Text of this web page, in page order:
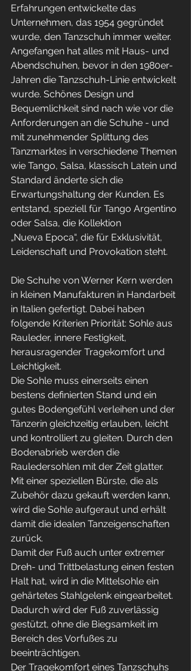
Erfahrungen entwickelte das
Unternehmen, das 1954 gegründet
wurde, den Tanzschuh immer weiter.
Angefangen hat alles mit Haus- und
Abendschuhen, bevor in den 1980er-
Jahren die Tanzschuh-Linie entwickelt
wurde. Schönes Design und
Bequemlichkeit sind nach wie vor die
Anforderungen an die Schuhe - und
mit zunehmender Splittung des
Tanzmarktes in verschiedene Themen
wie Tango, Salsa, klassisch Latein und
Standard änderte sich die
Erwartungshaltung der Kunden. Es
entstand, speziell für Tango Argentino
oder Salsa, die Kollektion
„Nueva Epoca“, die für Exklusivität,
Leidenschaft und Provokation steht.
Die Schuhe von Werner Kern werden
in kleinen Manufakturen in Handarbeit
in Italien gefertigt. Dabei haben
folgende Kriterien Priorität: Sohle aus
Rauleder, innere Festigkeit,
herausragender Tragekomfort und
Leichtigkeit.
Die Sohle muss einerseits einen
bestens definierten Stand und ein
gutes Bodengefühl verleihen und der
Tänzerin gleichzeitig erlauben, leicht
und kontrolliert zu gleiten. Durch den
Bodenabrieb werden die
Rauledersohlen mit der Zeit glatter.
Mit einer speziellen Bürste, die als
Zubehör dazu gekauft werden kann,
wird die Sohle aufgeraut und erhält
damit die idealen Tanzeigenschaften
zurück.
Damit der Fuß auch unter extremer
Dreh- und Trittbelastung einen festen
Halt hat, wird in die Mittelsohle ein
gehärtetes Stahlgelenk eingearbeitet.
Dadurch wird der Fuß zuverlässig
gestützt, ohne die Biegsamkeit im
Bereich des Vorfußes zu
beeinträchtigen.
Der Tragekomfort eines Tanzschuhs